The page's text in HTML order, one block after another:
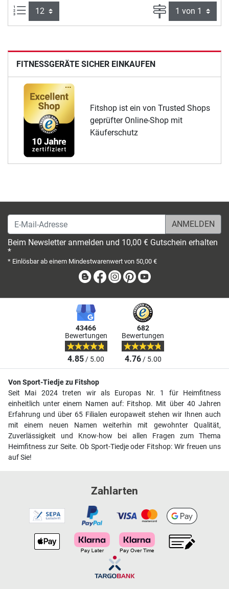
Artikel pro Seite: Seite
FITNESSGERÄTE SICHER EINKAUFEN
Fitshop ist ein von Trusted Shops
geprüfter Online-Shop mit
Käuferschutz
E-Mail-Adresse
Beim Newsletter anmelden und 10,00 € Gutschein erhalten
*
* Einlösbar ab einem Mindestwarenwert von 50,00 €
BlogFacebook
Instagram
Pinterest
43466
Bewertungen
4.85/ 5.00
682
Bewertungen
4.76/ 5.00
Von Sport-Tiedje zu Fitshop
Seit Mai 2024 treten wir als Europas Nr. 1 für Heimfitness
einheitlich unter einem Namen auf: Fitshop. Mit über 40 Jahren
Erfahrung und über 65 Filialen europaweit stehen wir Ihnen auch
mit einem neuen Namen weiterhin mit gewohnter Qualität,
Zuverlässigkeit und Know-how bei allen Fragen zum Thema
Heimfitness zur Seite. Ob Sport-Tiedje oder Fitshop: Wir freuen uns
auf Sie!
Zahlarten